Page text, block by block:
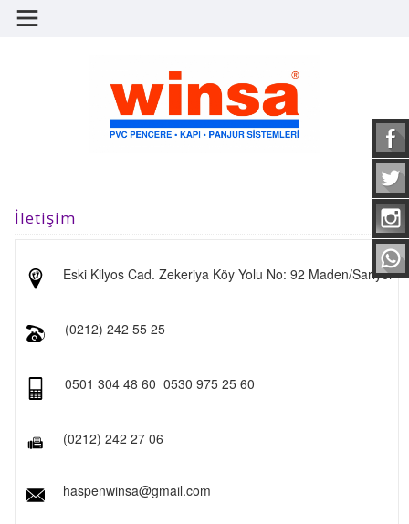
İletişim
Eski Kilyos Cad. Zekeriya Köy Yolu No: 92 Maden/Sarıyer
(0212) 242 55 25
0501 304 48 60 0530 975 25 60
(0212) 242 27 06
haspenwinsa@gmail.com